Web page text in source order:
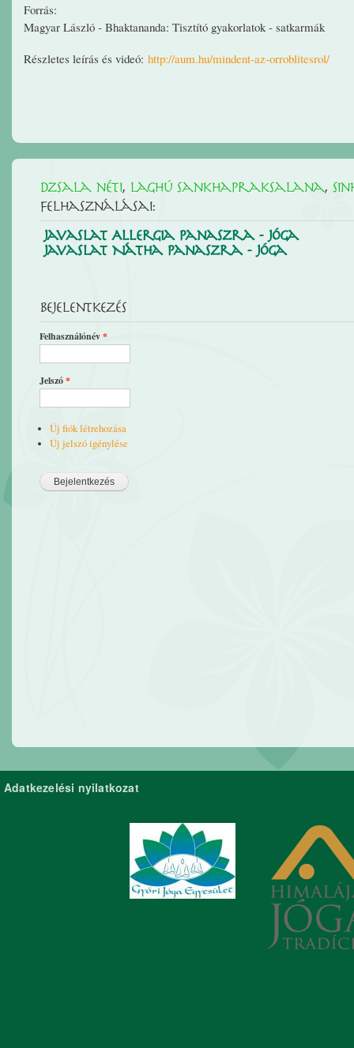
Forrás:
Magyar László - Bhaktananda: Tisztító gyakorlatok - satkarmák
Részletes leírás és videó: http://aum.hu/mindent-az-orroblitesrol/
Dzsala néti, Laghú sankhapraksalana,
felhasználásai:
Javaslat Allergia panaszra - Jóga
Javaslat Nátha panaszra - Jóga
Bejelentkezés
Felhasználónév*
Jelszó*
Új fiók létrehozása
Új jelszó igénylése
Adatkezelési nyilatkozat